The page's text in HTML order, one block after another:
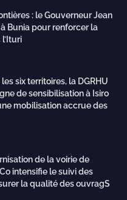
: le Gouverneur Jean
Bunia pour renforcer la
six territoires, la DGRHU
de sensibilisation à Isiro
mobilisation accrue des
de la voirie de
intensifie le suivi des
la qualité des ouvragS